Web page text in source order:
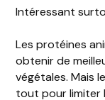
Intéressant
Les protéines
obtenir de
végétales. Mais
tout pour limiter